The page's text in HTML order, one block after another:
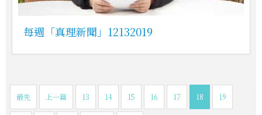
每週「真理新聞」12132019
最先 上一篇 13 14 15 16 17 18 19